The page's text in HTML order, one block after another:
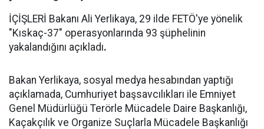
İÇİŞLERİ Bakanı Ali Yerlikaya, 29 ilde FETÖ'ye yönelik
"Kıskaç-37" operasyonlarında 93 şüphelinin
yakalandığını açıkladı.
Bakan Yerlikaya, sosyal medya hesabından yaptığı
açıklamada, Cumhuriyet başsavcılıkları ile Emniyet
Genel Müdürlüğü Terörle Mücadele Daire Başkanlığı,
Kaçakçılık ve Organize Suçlarla Mücadele Başkanlığı